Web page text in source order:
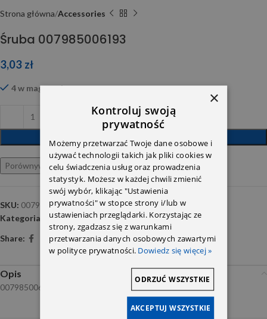
Strona główna Accessories
Śruba 007985006193
3,03 zł
4 w magazynie
Porównywarka Ulubione
SKU: 007985006193
Kategoria:
Accessories
Share:
Opis
007985006193
×
Kontroluj swoją
prywatność
Możemy przetwarzać Twoje dane osobowe i
używać technologii takich jak pliki cookies w
celu świadczenia usług oraz prowadzenia
statystyk. Możesz w każdej chwili zmienić
swój wybór, klikając "Ustawienia
prywatności" w stopce strony i/lub w
ustawieniach przeglądarki. Korzystając ze
strony, zgadzasz się z warunkami
przetwarzania danych osobowych zawartymi
w polityce prywatności. Dowiedz się więcej »
AKCEPTUJ WSZYSTKIE
ODRZUĆ WSZYSTKIE